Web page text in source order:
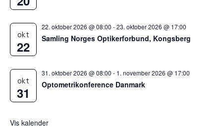
okt
22
22. oktober 2026 @ 08:00 -23. oktober 2026 @ 17:00
Samling Norges Optikerforbund, Kongsberg
okt
31
31. oktober 2026 @ 08:00 - 1. november 2026 @ 17:00
Optometrikonference Danmark
Vis kalender